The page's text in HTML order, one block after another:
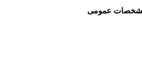
عمومی